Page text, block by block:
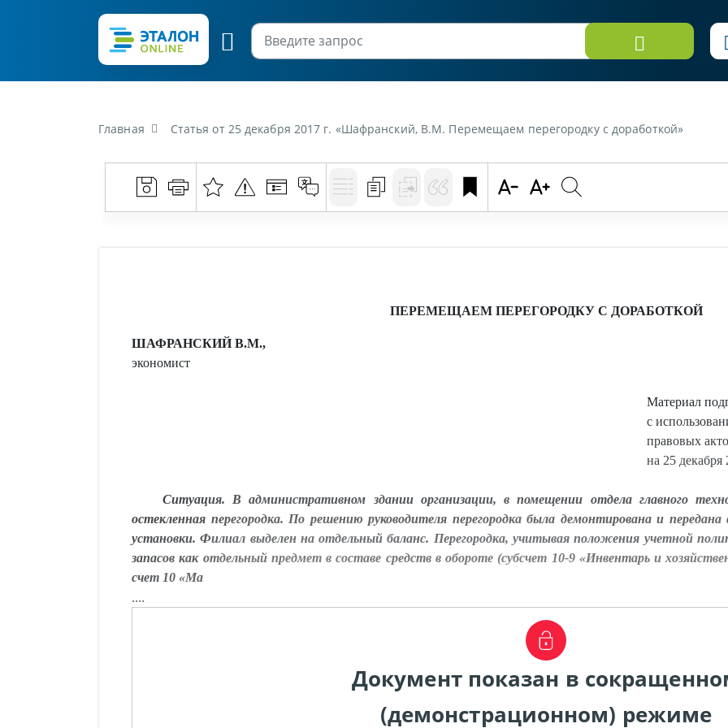
Главная Статья от 25 декабря 2017 г. «Шафранский, В.М. Перемещаем перегородку с доработкой»
ПЕРЕМЕЩАЕМ ПЕРЕГОРОДКУ С ДОРАБОТКОЙ
ШАФРАНСКИЙ В.М.,
экономист
Материал
с
правовых
на 25 декабря
Ситуация. В административном здании организации, в помещении отдела главного
остекленная перегородка. По решению руководителя перегородка была демонтирована и
установки. Филиал выделен на отдельный баланс. Перегородка, учитывая положения учетной
запасов как отдельный предмет в составе средств в обороте (субсчет 10-9 «Инвентарь и
счет 10 «Ма
....
Документ показан в
(демонстрационном) режиме